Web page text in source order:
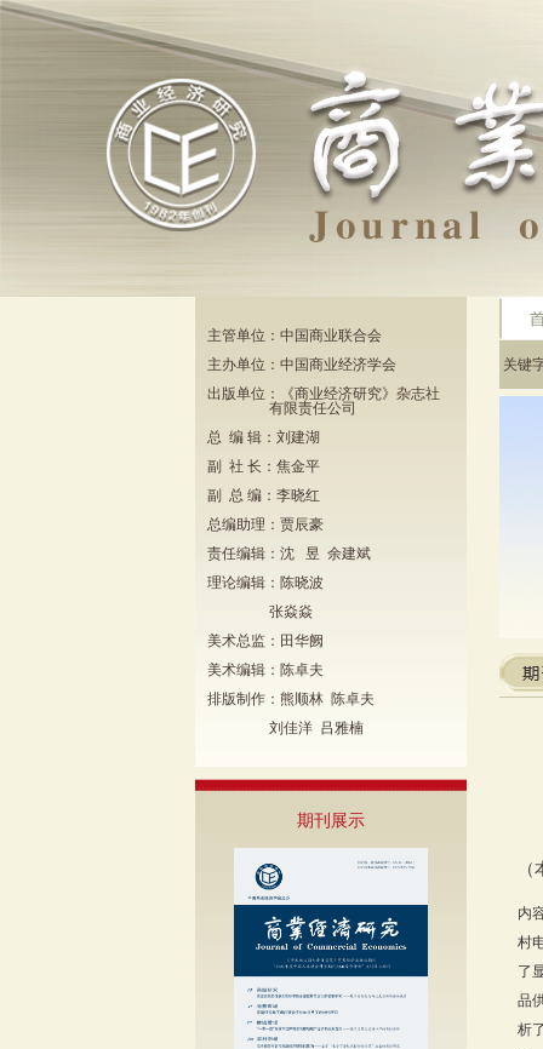
主管单位：中国商业联合会
主办单位：中国商业经济学会
出版单位：《商业经济研究》杂志社
有限责任公司
总 编 辑：刘建湖
副 社 长：焦金平
副 总 编：李晓红
总编助理：贾辰豪
责任编辑：沈 昱 余建斌
理论编辑：陈晓波
张焱焱
美术总监：田华阙
美术编辑：陈卓夫
排版制作：熊顺林 陈卓夫
刘佳洋 吕雅楠
期刊展示
关键
内
村
了
品
析